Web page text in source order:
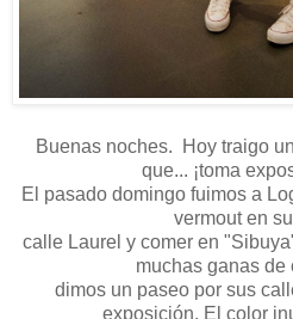
Buenas noches. Hoy traigo
que... ¡toma
El pasado domingo fuimos a
vermout en
calle Laurel y comer en
muchas ganas de
dimos un paseo por sus
exposición. El color